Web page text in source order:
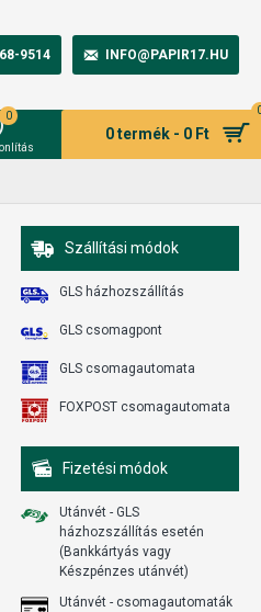
9514 INFO@PAPIR17.HU
0
0 termék - 0 Ft
Szállítási módok
GLS házhozszállítás
GLS csomagpont
GLS csomagautomata
FOXPOST csomagautomata
Fizetési módok
Utánvét - GLS
házhozszállítás esetén
(Bankkártyás vagy
Készpénzes utánvét)
Utánvét - csomagautomaták